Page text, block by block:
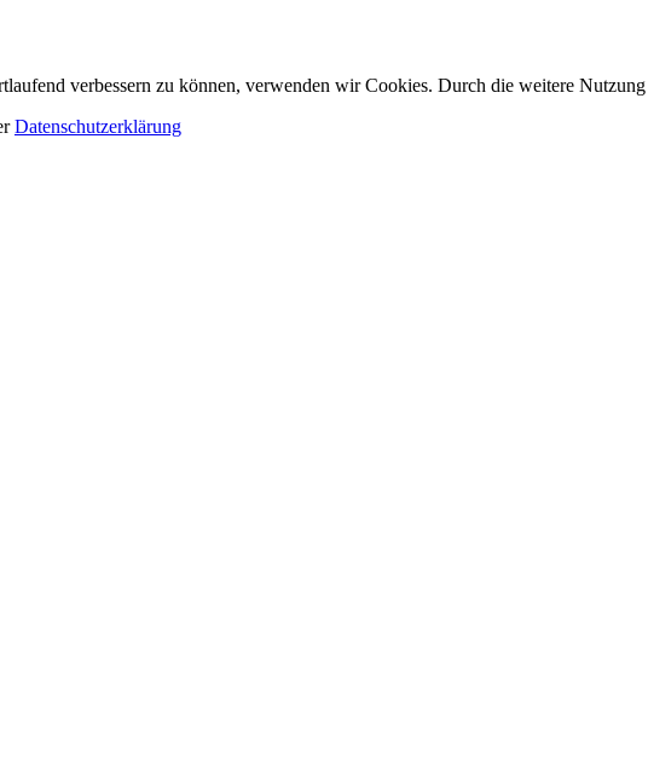
verbessern zu können, verwenden wir Cookies. Durch die weitere
Datenschutzerklärung